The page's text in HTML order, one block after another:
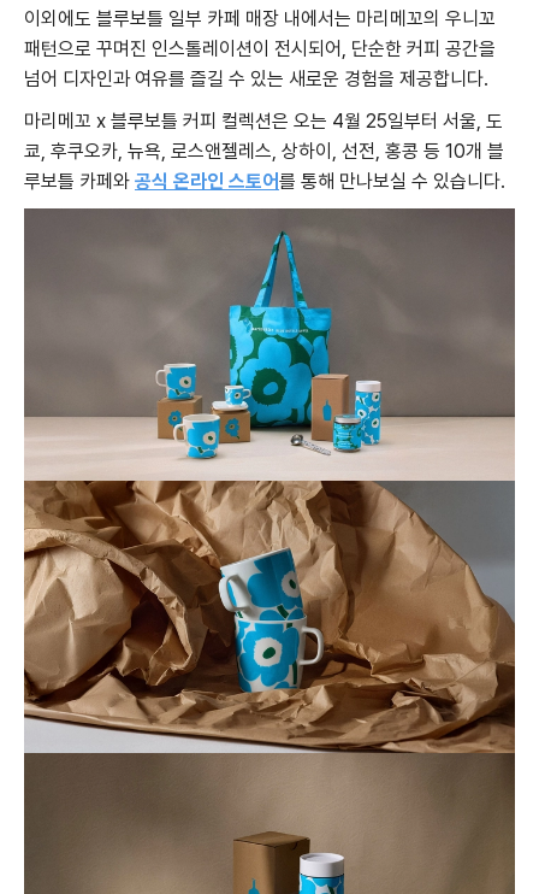
이외에도 블루보틀 일부 카페 매장 내에서는 마리메꼬의 우니꼬
패턴으로 꾸며진 인스톨레이션이 전시되어, 단순한 커피 공간을
넘어 디자인과 여유를 즐길 수 있는 새로운 경험을 제공합니다.
마리메꼬 x 블루보틀 커피 컬렉션은 오는 4월 25일부터 서울, 도
쿄, 후쿠오카, 뉴욕, 로스앤젤레스, 상하이, 선전, 홍콩 등 10개 블
루보틀 카페와 공식 온라인 스토어를 통해 만나보실 수 있습니다.